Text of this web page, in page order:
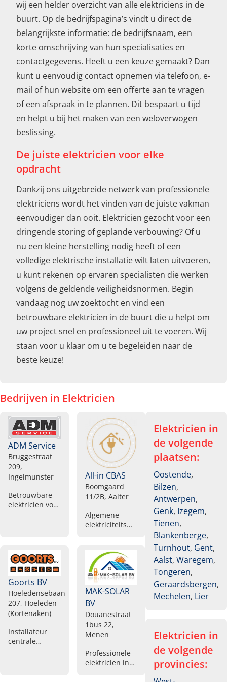
wij een helder overzicht van alle elektriciens in de
buurt. Op de bedrijfspagina’s vindt u direct de
belangrijkste informatie: de bedrijfsnaam, een
korte omschrijving van hun specialisaties en
contactgegevens. Heeft u een keuze gemaakt? Dan
kunt u eenvoudig contact opnemen via telefoon, e-
mail of hun website om een offerte aan te vragen
of een afspraak in te plannen. Dit bespaart u tijd
en helpt u bij het maken van een weloverwogen
beslissing.
De juiste elektricien voor elke
opdracht
Dankzij ons uitgebreide netwerk van professionele
elektriciens wordt het vinden van de juiste vakman
eenvoudiger dan ooit. Elektricien gezocht voor een
dringende storing of geplande verbouwing? Of u
nu een kleine herstelling nodig heeft of een
volledige elektrische installatie wilt laten uitvoeren,
u kunt rekenen op ervaren specialisten die werken
volgens de geldende veiligheidsnormen. Begin
vandaag nog uw zoektocht en vind een
betrouwbare elektricien in de buurt die u helpt om
uw project snel en professioneel uit te voeren. Wij
staan voor u klaar om u te begeleiden naar de
beste keuze!
Bedrijven in Elektricien
ADM Service
Bruggestraat
209,
Ingelmunster
Betrouwbare
elektricien voor
Huisautomatisering,
Elektrische
poorten, Oude
parlofonie
vervangen
domotica,
Industriële
Plaatsen van
sectionale
All-in CBAS
Boomgaard
11/2B, Aalter
Algemene
elektriciteitswerken,
elektriciteit,
Renoveren van
elektriciteit,
Gsm
herstellingen,
Reparatie van
elektrische
toestellen,
Schoonmaak
van gebouwen,
Depannage
elektriciteit,
Goorts BV
Hoeledensebaan
207, Hoeleden
(Kortenaken)
Installateur
centrale
MAK-SOLAR
BV
Douanestraat
1bus 22,
Menen
Professionele
elektricien in
Elektricien in
de volgende
plaatsen:
Oostende,
Bilzen,
Antwerpen,
Genk, Izegem,
Tienen,
Blankenberge,
Turnhout, Gent,
Aalst, Waregem,
Tongeren,
Geraardsbergen,
Mechelen, Lier
Elektricien in
de volgende
provincies: